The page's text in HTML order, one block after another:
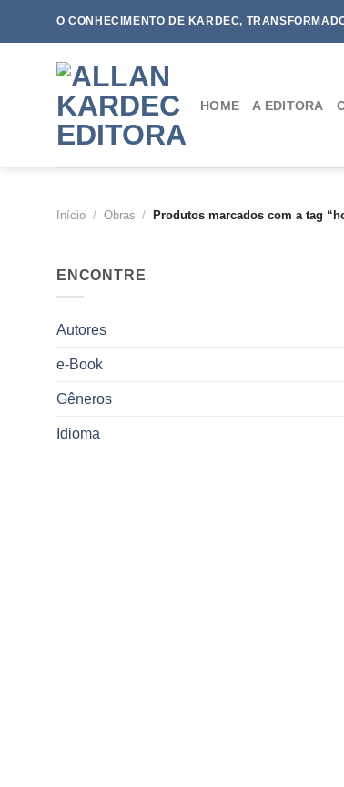
O CONHECIMENTO DE KARDEC,
HOME A EDITORA
Início / Obras / Produtos marcados com a tag
ENCONTRE
Autores
e-Book
Gêneros
Idioma